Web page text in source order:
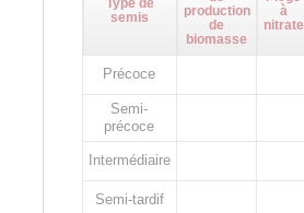
semis
production
de
biomasse
à
nitrate
Précoce
Semi-
précoce
Intermédiaire
Semi-tardif